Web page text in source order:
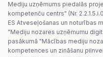
Mediju uzņēmums piedalās
kompetenču centrs" (Nr.
ES Atveseļošanas un noturības
"Mediju nozares uzņēmumu
pasākumā "Mācības mediju
kompetences un zināšanu